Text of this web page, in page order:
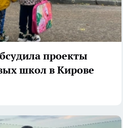
проекты
школ в Кирове